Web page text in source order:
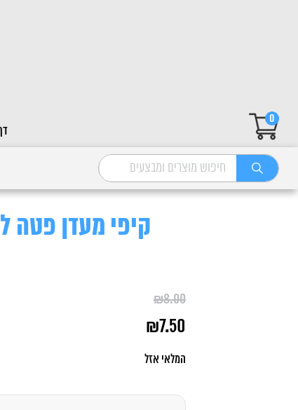
0
קיפי מעדן פטה
₪8.00
המקורי
₪8.00.
₪7.50
הנוכחי
המלאי אזל